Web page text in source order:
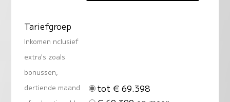
Tariefgroep
Inkomen nclusief
extra's zoals
bonussen,
dertiende maand
tot € 69.398